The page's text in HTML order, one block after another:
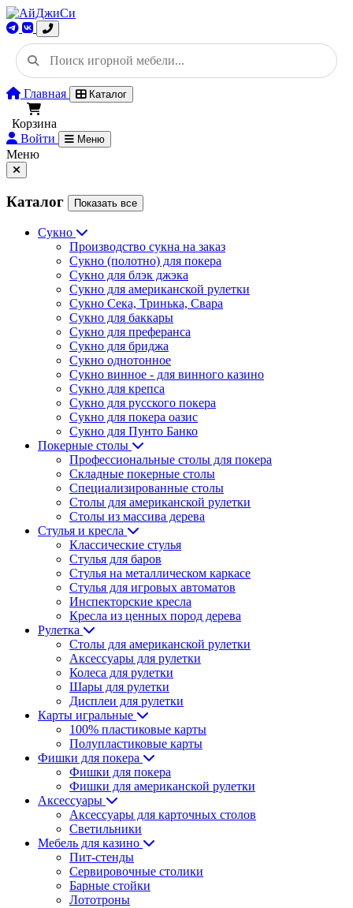
Главная Каталог
Корзина
Войти
Меню
Меню
Каталог Показать все
Сукно
Производство сукна на заказ
Сукно (полотно) для покера
Сукно для блэк джэка
Сукно для американской рулетки
Сукно Сека, Тринька, Свара
Сукно для баккары
Сукно для преферанса
Сукно для бриджа
Сукно однотонное
Сукно винное - для винного казино
Сукно для крепса
Сукно для русского покера
Сукно для покера оазис
Сукно для Пунто Банко
Покерные столы
Профессиональные столы для покера
Складные покерные столы
Специализированные столы
Столы для американской рулетки
Столы из массива дерева
Стулья и кресла
Классические стулья
Стулья для баров
Стулья на металлическом каркасе
Стулья для игровых автоматов
Инспекторские кресла
Кресла из ценных пород дерева
Рулетка
Столы для американской рулетки
Аксессуары для рулетки
Колеса для рулетки
Шары для рулетки
Дисплеи для рулетки
Карты игральные
100% пластиковые карты
Полупластиковые карты
Фишки для покера
Фишки для покера
Фишки для американской рулетки
Аксессуары
Аксессуары для карточных столов
Светильники
Мебель для казино
Пит-стенды
Сервировочные столики
Барные стойки
Лототроны